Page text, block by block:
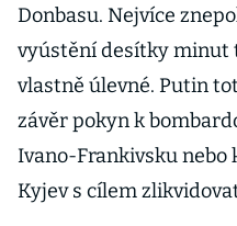
Donbasu. Nejvíce
vyústění desítky minut
vlastně úlevné. Putin
závěr pokyn k
Ivano-Frankivsku nebo
Kyjev s cílem